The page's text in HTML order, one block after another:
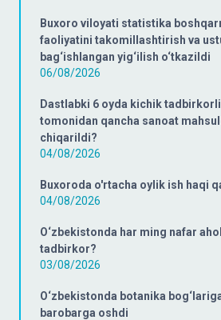
Buxoro viloyati statistika
faoliyatini takomillashtirish va
bag‘ishlangan yig‘ilish o‘tkazildi
06/08/2026
Dastlabki 6 oyda kichik
tomonidan qancha sanoat
chiqarildi?
04/08/2026
Buxoroda o'rtacha oylik ish haqi
04/08/2026
O‘zbekistonda har ming nafar
tadbirkor?
03/08/2026
O‘zbekistonda botanika
barobarga oshdi